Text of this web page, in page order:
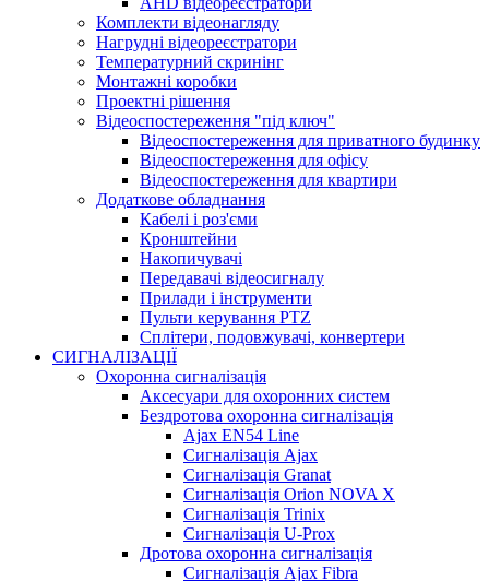
Комплекти відеонагляду
Нагрудні відеореєстратори
Температурний скринінг
Монтажні коробки
Проектні рішення
Відеоспостереження "під ключ"
Відеоспостереження для приватного будинку
Відеоспостереження для офісу
Відеоспостереження для квартири
Додаткове обладнання
Кабелі і роз'єми
Кронштейни
Накопичувачі
Передавачі відеосигналу
Прилади і інструменти
Пульти керування PTZ
Сплітери, подовжувачі, конвертери
СИГНАЛІЗАЦІЇ
Охоронна сигналізація
Аксесуари для охоронних систем
Бездротова охоронна сигналізація
Ajax EN54 Line
Сигналізація Ajax
Сигналізація Granat
Сигналізація Orion NOVA X
Сигналізація Trinix
Сигналізація U-Prox
Дротова охоронна сигналізація
Сигналізація Ajax Fibra